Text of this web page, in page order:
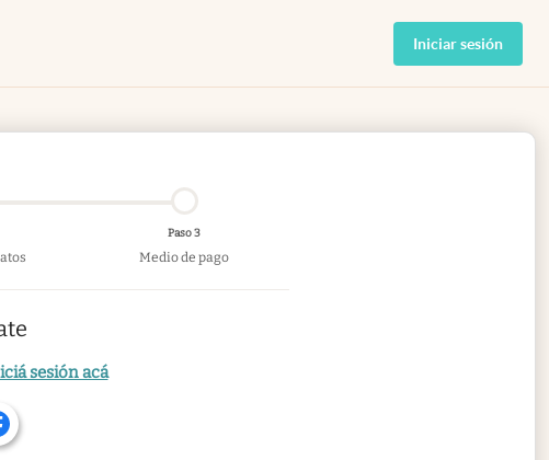
Iniciar sesión
Paso 3
Medio de pago
sesión acá